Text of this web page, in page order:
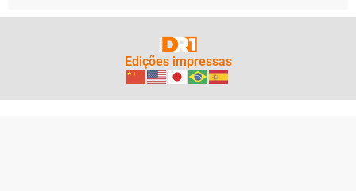
Edições impressas